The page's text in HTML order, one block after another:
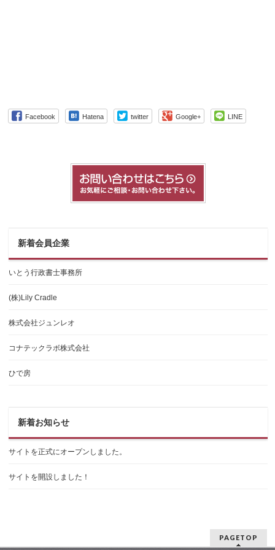
Facebook Hatena twitter Google+ LINE
新着会員企業
いとう行政書士事務所
(株)Lily Cradle
株式会社ジュンレオ
コナテックラボ株式会社
ひで房
新着お知らせ
サイトを正式にオープンしました。
サイトを開設しました！
PAGETOP